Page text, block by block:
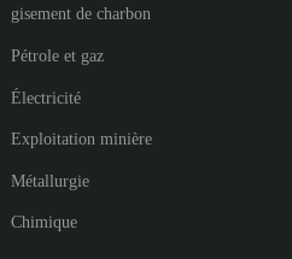
gisement de charbon
Pétrole et gaz
Électricité
Exploitation minière
Métallurgie
Chimique